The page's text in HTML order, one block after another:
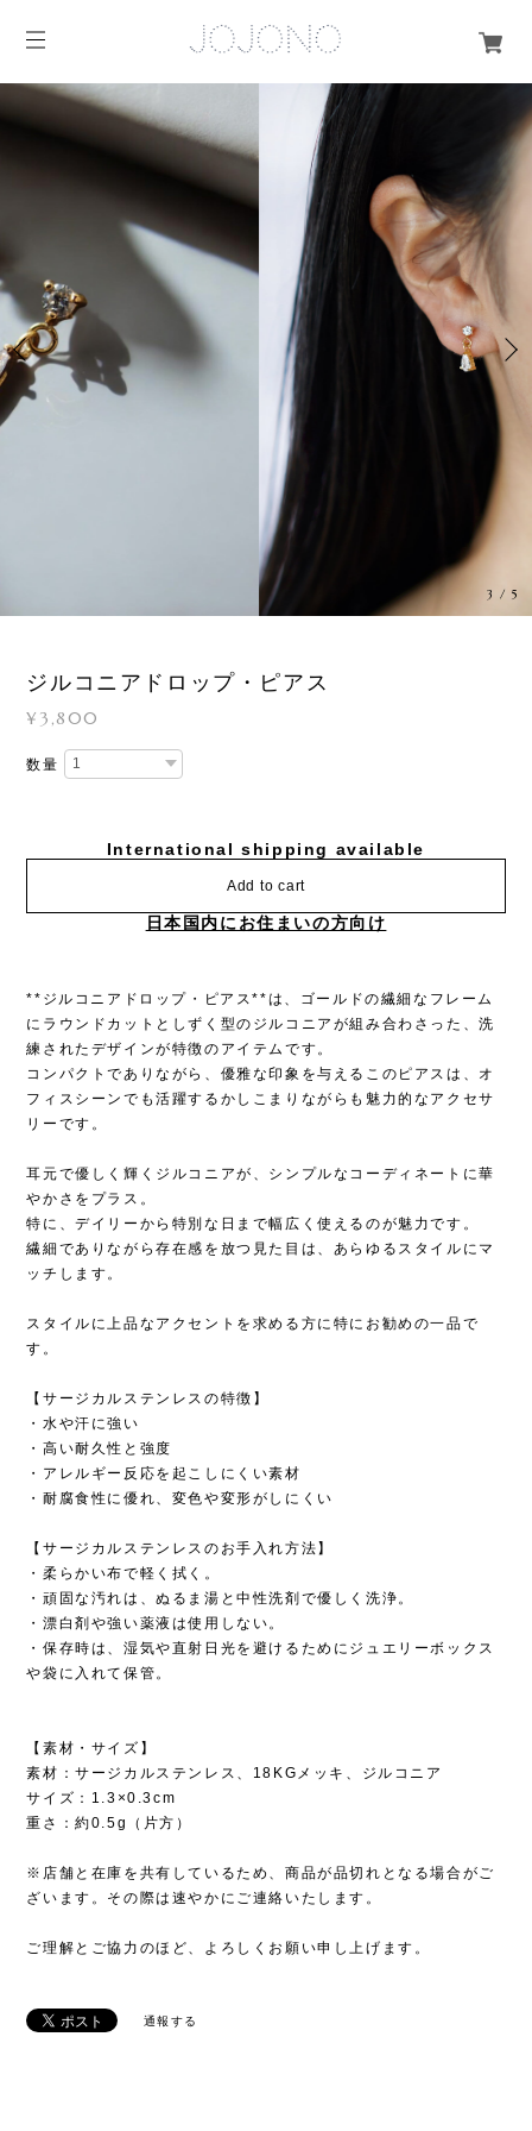
3 /5
ジルコニアドロップ・ピアス
¥3,800
数量
International shipping available
Add to cart
日本国内にお住まいの方向け
**ジルコニアドロップ・ピアス**は、ゴールドの繊細なフレーム
にラウンドカットとしずく型のジルコニアが組み合わさった、洗
練されたデザインが特徴のアイテムです。
コンパクトでありながら、優雅な印象を与えるこのピアスは、オ
フィスシーンでも活躍するかしこまりながらも魅力的なアクセサ
リーです。
耳元で優しく輝くジルコニアが、シンプルなコーディネートに華
やかさをプラス。
特に、デイリーから特別な日まで幅広く使えるのが魅力です。
繊細でありながら存在感を放つ見た目は、あらゆるスタイルにマ
ッチします。
スタイルに上品なアクセントを求める方に特にお勧めの一品で
す。
【サージカルステンレスの特徴】
・水や汗に強い
・高い耐久性と強度
・アレルギー反応を起こしにくい素材
・耐腐食性に優れ、変色や変形がしにくい
【サージカルステンレスのお手入れ方法】
・柔らかい布で軽く拭く。
・頑固な汚れは、ぬるま湯と中性洗剤で優しく洗浄。
・漂白剤や強い薬液は使用しない。
・保存時は、湿気や直射日光を避けるためにジュエリーボックス
や袋に入れて保管。
【素材・サイズ】
素材：サージカルステンレス、18KGメッキ、ジルコニア
サイズ：1.3×0.3cm
重さ：約0.5g（片方）
※店舗と在庫を共有しているため、商品が品切れとなる場合がご
ざいます。その際は速やかにご連絡いたします。
ご理解とご協力のほど、よろしくお願い申し上げます。
通報する